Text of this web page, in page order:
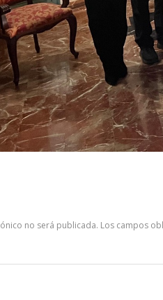
no será publicada. Los campos